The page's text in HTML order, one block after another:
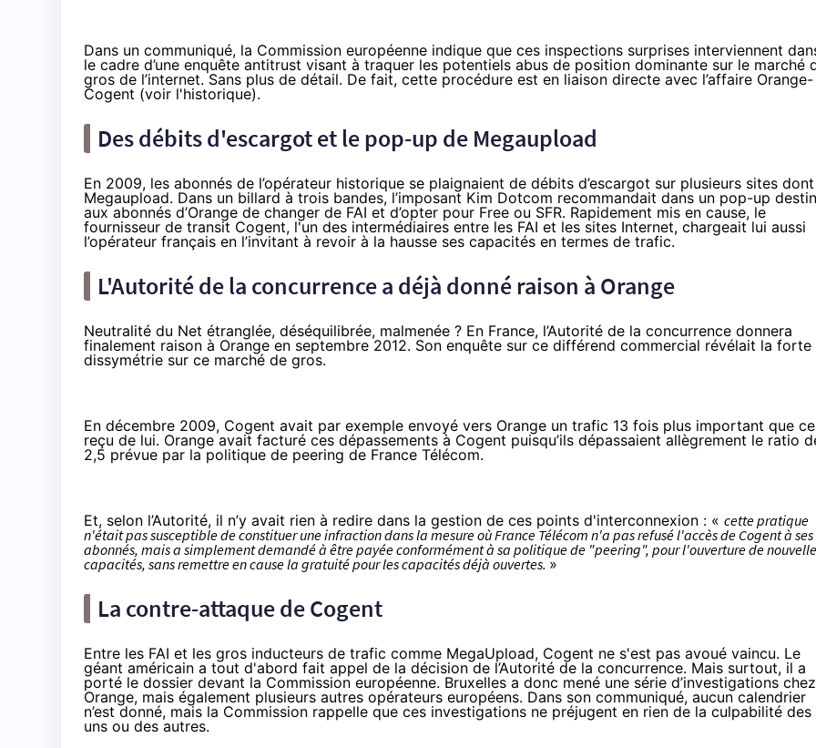
Dans un communiqué, la Commission européenne indique que ces inspections surprises interviennent
le cadre d’une enquête antitrust visant à traquer les potentiels abus de position dominante sur le marché
gros de l’internet. Sans plus de détail. De fait, cette procédure est en liaison directe avec l’affaire Orange-
Cogent (voir l'historique).
Des débits d'escargot et le pop-up de Megaupload
En 2009, les abonnés de l’opérateur historique se plaignaient de débits d’escargot sur plusieurs sites dont
Megaupload. Dans un billard à trois bandes, l’imposant Kim Dotcom recommandait dans un pop-up
aux abonnés d’Orange de changer de FAI et d’opter pour Free ou SFR. Rapidement mis en cause, le
fournisseur de transit Cogent, l'un des intermédiaires entre les FAI et les sites Internet, chargeait lui aussi
l’opérateur français en l’invitant à revoir à la hausse ses capacités en termes de trafic.
L'Autorité de la concurrence a déjà donné raison à Orange
Neutralité du Net étranglée, déséquilibrée, malmenée ? En France, l’Autorité de la concurrence donnera
finalement raison à Orange en septembre 2012. Son enquête sur ce différend commercial révélait la forte
dissymétrie sur ce marché de gros.
En décembre 2009, Cogent avait par exemple envoyé vers Orange un trafic 13 fois plus important que
reçu de lui. Orange avait facturé ces dépassements à Cogent puisqu’ils dépassaient allègrement le ratio
2,5 prévue par la politique de peering de France Télécom.
Et, selon l’Autorité, il n’y avait rien à redire dans la gestion de ces points d'interconnexion : « cette pratique
n'était pas susceptible de constituer une infraction dans la mesure où France Télécom n'a pas refusé l'accès de Cogent à ses
abonnés, mais a simplement demandé à être payée conformément à sa politique de "peering", pour l'ouverture de
capacités, sans remettre en cause la gratuité pour les capacités déjà ouvertes. »
La contre-attaque de Cogent
Entre les FAI et les gros inducteurs de trafic comme MegaUpload, Cogent ne s'est pas avoué vaincu. Le
géant américain a tout d'abord fait appel de la décision de l’Autorité de la concurrence. Mais surtout, il a
porté le dossier devant la Commission européenne. Bruxelles a donc mené une série d’investigations chez
Orange, mais également plusieurs autres opérateurs européens. Dans son communiqué, aucun calendrier
n’est donné, mais la Commission rappelle que ces investigations ne préjugent en rien de la culpabilité des
uns ou des autres.